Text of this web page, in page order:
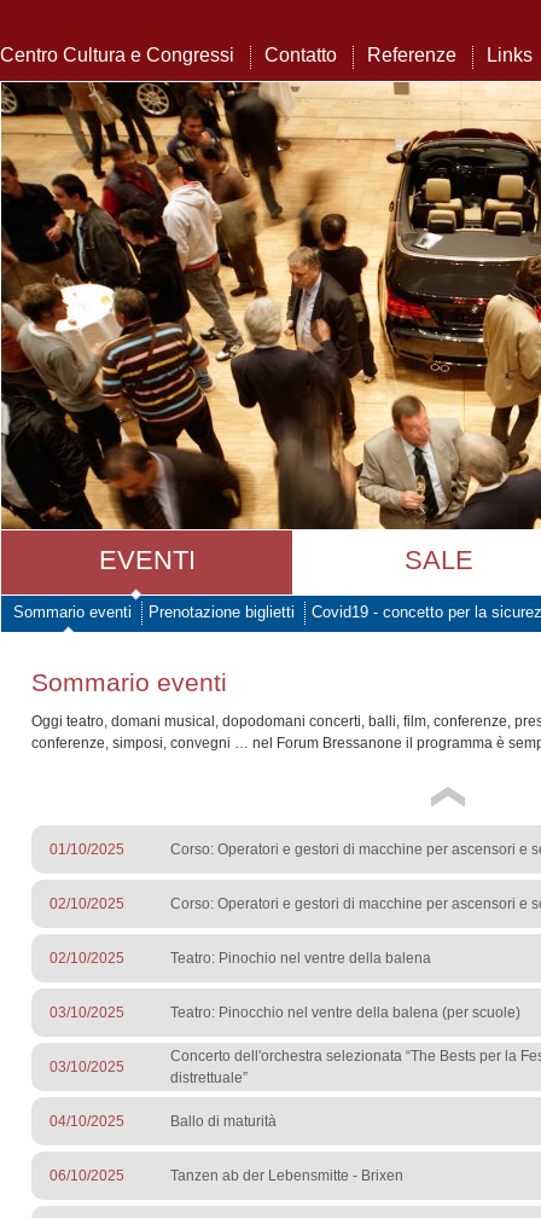
Centro Cultura e Congressi Contatto Referenze Links
EVENTI SALE
Sommario eventi Prenotazione biglietti Covid19 - concetto per la
Sommario eventi
Oggi teatro, domani musical, dopodomani concerti, balli, film, conferenze,
conferenze, simposi, convegni … nel Forum Bressanone il programma è
01/10/2025 Corso: Operatori e gestori di macchine per ascensori e
02/10/2025 Corso: Operatori e gestori di macchine per ascensori e
02/10/2025 Teatro: Pinochio nel ventre della balena
03/10/2025 Teatro: Pinocchio nel ventre della balena (per scuole)
03/10/2025
Concerto dell'orchestra selezionata “The Bests per la
distrettuale”
04/10/2025 Ballo di maturità
06/10/2025 Tanzen ab der Lebensmitte - Brixen